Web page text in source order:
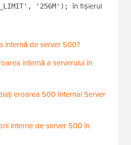
'256M');
în fișierul
internă de server 500?
internă a serverului în
eroarea 500 Internal Server
interne de server 500 în